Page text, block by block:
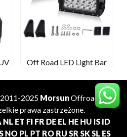
Off Road LED Light Bar
2025 MorsunOffroad
prawa zastrzeżone.
NL ET FI FR DE EL HE HU IS ID
NO PL PT RO RU SR SKSL ES